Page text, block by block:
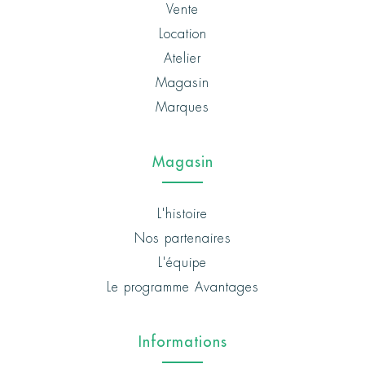
Vente
Location
Atelier
Magasin
Marques
Magasin
L'histoire
Nos partenaires
L'équipe
Le programme Avantages
Informations